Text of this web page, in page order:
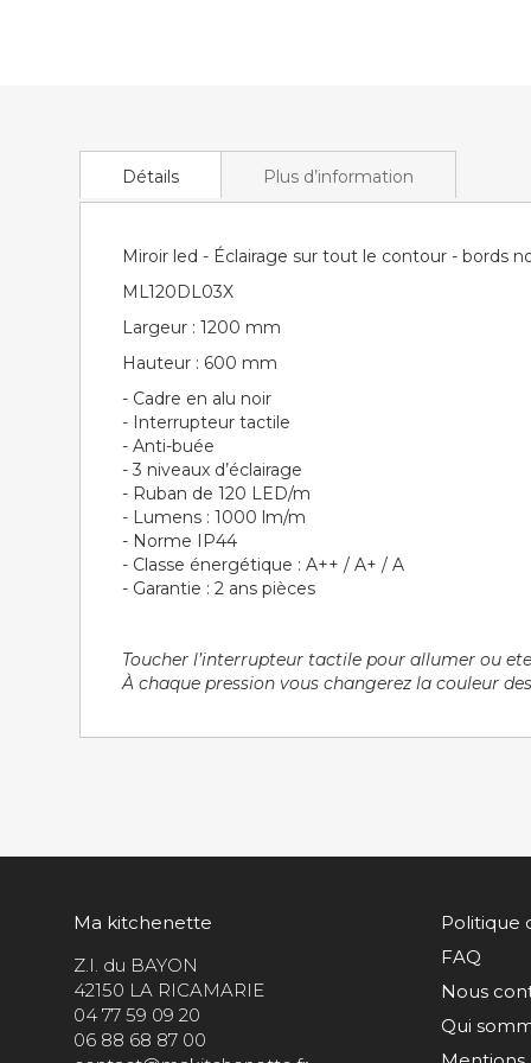
Détails
Miroir led - Éclairage sur tout le contour - bords
ML120DL03X
Largeur : 1200 mm
Hauteur : 600 mm
- Cadre en alu noir
- Interrupteur tactile
- Anti-buée
- 3 niveaux d’éclairage
- Ruban de 120 LED/m
- Lumens : 1000 lm/m
- Norme IP44
- Classe énergétique : A++ / A+ / A
- Garantie : 2 ans pièces
Toucher l’interrupteur tactile pour allumer ou
À chaque pression vous changerez la couleur
Plus d’information
Ma kitchenette
Z.I. du BAYON
42150 LA RICAMARIE
04 77 59 09 20
06 88 68 87 00
Politique
FAQ
Nous
Qui